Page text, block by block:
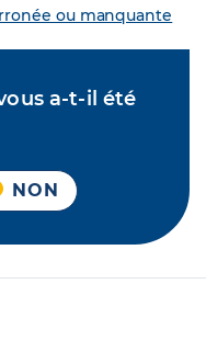
ou manquante
a-t-il été
NON